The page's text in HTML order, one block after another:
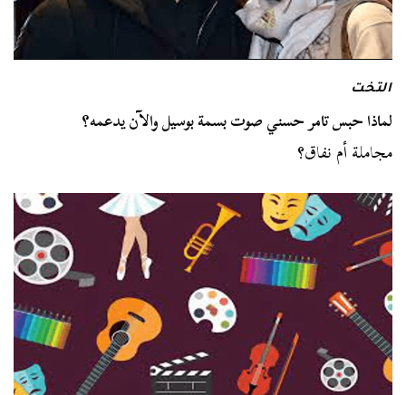
التخت
لماذا حبس تامر حسني صوت بسمة بوسيل والآن يدعمه؟
مجاملة أم نفاق؟